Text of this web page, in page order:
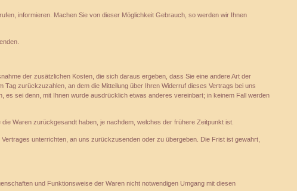
informieren. Machen Sie von dieser Möglichkeit Gebrauch, so werden wir Ihnen
der zusätzlichen Kosten, die sich daraus ergeben, dass Sie eine andere Art der
zurückzuzahlen, an dem die Mitteilung über Ihren Widerruf dieses Vertrags bei uns
sei denn, mit Ihnen wurde ausdrücklich etwas anderes vereinbart; in keinem Fall werden
Waren zurückgesandt haben, je nachdem, welches der frühere Zeitpunkt ist.
unterrichten, an uns zurückzusenden oder zu übergeben. Die Frist ist gewahrt,
und Funktionsweise der Waren nicht notwendigen Umgang mit diesen